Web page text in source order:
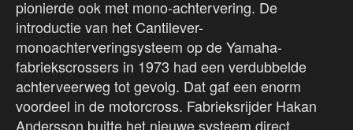
pionierde ook met mono-achtervering. De
introductie van het Cantilever-
monoachterveringsysteem op de Yamaha-
fabriekscrossers in 1973 had een verdubbelde
achterveerweg tot gevolg. Dat gaf een enorm
voordeel in de motorcross. Fabrieksrijder Hakan
Andersson buitte het nieuwe systeem direct